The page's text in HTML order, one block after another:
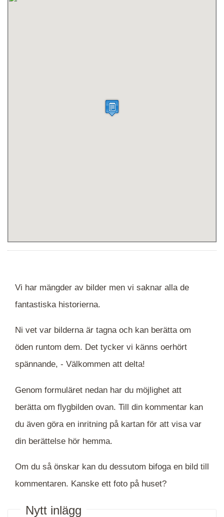
Vi har mängder av bilder men vi saknar alla de
fantastiska historierna.
Ni vet var bilderna är tagna och kan berätta om
öden runtom dem. Det tycker vi känns oerhört
spännande, - Välkommen att delta!
Genom formuläret nedan har du möjlighet att
berätta om flygbilden ovan. Till din kommentar kan
du även göra en inritning på kartan för att visa var
din berättelse hör hemma.
Om du så önskar kan du dessutom bifoga en bild till
kommentaren. Kanske ett foto på huset?
Nytt inlägg